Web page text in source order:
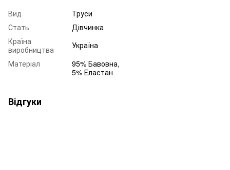
Вид
Труси
Стать
Дівчинка
Країна
виробництва
Україна
Матеріал
95% Бавовна,
5% Еластан
Відгуки